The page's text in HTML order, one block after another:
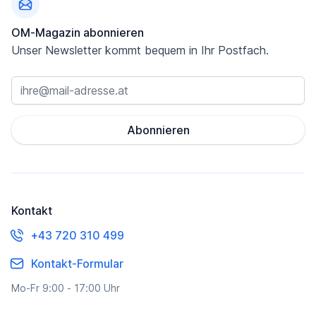
OM-Magazin abonnieren
Unser Newsletter kommt bequem in Ihr Postfach.
Abonnieren
Kontakt
+43 720 310 499
Kontakt-Formular
Mo-Fr 9:00 - 17:00 Uhr